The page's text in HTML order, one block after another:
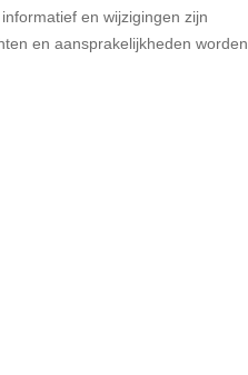
en wijzigingen zijn
en aansprakelijkheden worden